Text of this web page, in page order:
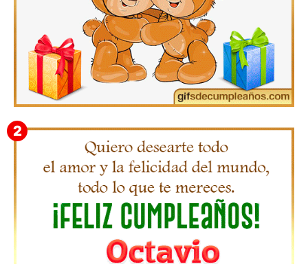
Gifs de Feliz Cumpleaños con Nombres